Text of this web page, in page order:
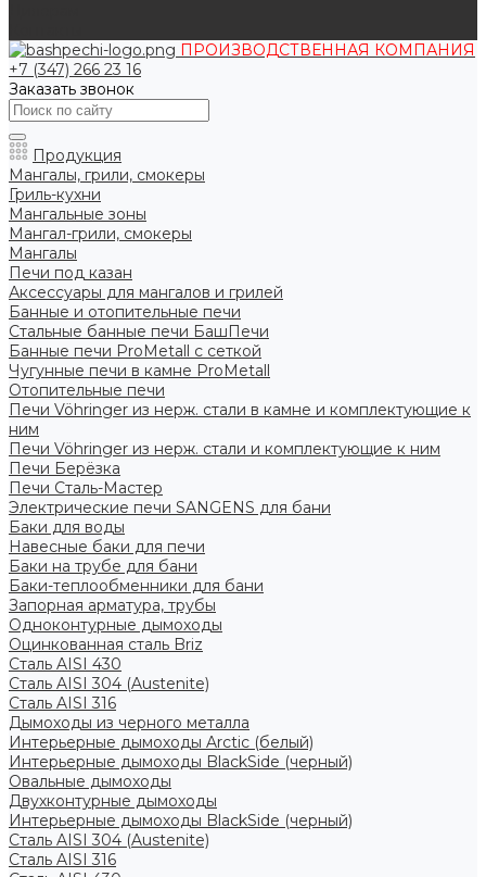
ПРОИЗВОДСТВЕННАЯ КОМПАНИЯ
+7 (347) 266 23 16
Заказать звонок
Продукция
Мангалы, грили, смокеры
Гриль-кухни
Мангальные зоны
Мангал-грили, смокеры
Мангалы
Печи под казан
Аксессуары для мангалов и грилей
Банные и отопительные печи
Стальные банные печи БашПечи
Банные печи ProMetall с сеткой
Чугунные печи в камне ProMetall
Отопительные печи
Печи Vöhringer из нерж. стали в камне и комплектующие к
ним
Печи Vöhringer из нерж. стали и комплектующие к ним
Печи Берёзка
Печи Сталь-Мастер
Электрические печи SANGENS для бани
Баки для воды
Навесные баки для печи
Баки на трубе для бани
Баки-теплообменники для бани
Запорная арматура, трубы
Одноконтурные дымоходы
Оцинкованная сталь Briz
Сталь AISI 430
Сталь AISI 304 (Austenite)
Сталь AISI 316
Дымоходы из черного металла
Интерьерные дымоходы Arctic (белый)
Интерьерные дымоходы BlackSide (черный)
Овальные дымоходы
Двухконтурные дымоходы
Интерьерные дымоходы BlackSide (черный)
Сталь AISI 304 (Austenite)
Сталь AISI 316